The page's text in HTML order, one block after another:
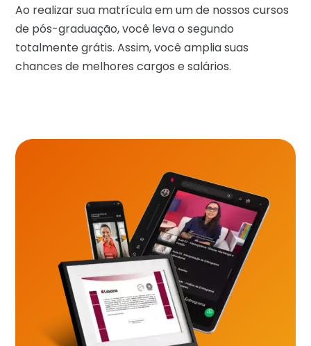
Ao realizar sua matrícula em um de nossos cursos
de pós-graduação, você leva o segundo
totalmente grátis. Assim, você amplia suas
chances de melhores cargos e salários.